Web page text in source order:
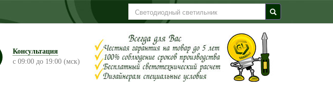
Консультация
с 09:00 до 19:00 (мск)